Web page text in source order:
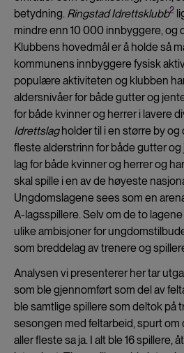
betydning. Ringstad Idrettsklubb2
mindre enn 10 000 innbyggere, og
Klubbens hovedmål er å holde så
kommunens innbyggere fysisk
populære aktiviteten og klubben
aldersnivåer for både gutter og
for både kvinner og herrer i lavere
Idrettslagholder til i en større by og
fleste alderstrinn for både gutter og
lag for både kvinner og herrer og
skal spille i en av de høyeste
Ungdomslagene sees som en
A-lagsspillere. Selv om de to
ulike ambisjoner for
som breddelag av trenere og
Analysen vi presenterer her tar
som ble gjennomført som del av
ble samtlige spillere som deltok på
sesongen med feltarbeid, spurt om
aller fleste sa ja. I alt ble 16 spillere,